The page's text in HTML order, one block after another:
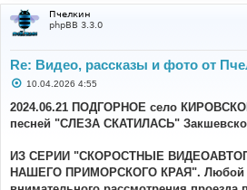
Пчелкин
phpBB 3.3.0
Re: Видео, рассказы и фото от
С
о
б
щ
и
е
10.04.2026 4:55
2024.06.21 ПОДГОРНОЕ село
песней "СЛЕЗА СКАТИЛАСЬ"
ИЗ СЕРИИ "СКОРОСТНЫЕ
НАШЕГО ПРИМОРСКОГО КРАЯ". Любой